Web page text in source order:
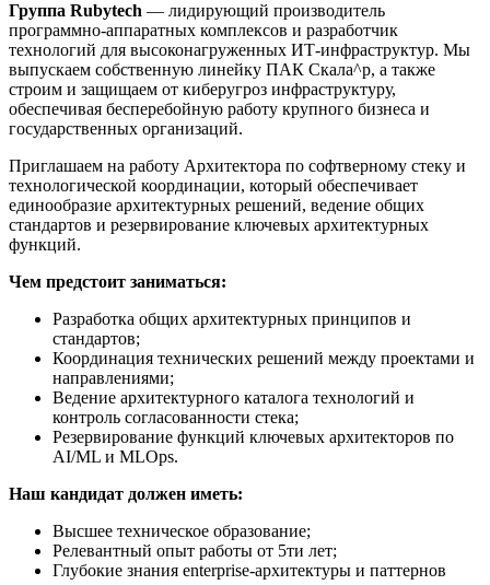
Группа Rubytech — лидирующий производитель
программно-аппаратных комплексов и разработчик
технологий для высоконагруженных ИТ-инфраструктур. Мы
выпускаем собственную линейку ПАК Скала^р, а также
строим и защищаем от киберугроз инфраструктуру,
обеспечивая бесперебойную работу крупного бизнеса и
государственных организаций.
Приглашаем на работу Архитектора по софтверному стеку и
технологической координации, который обеспечивает
единообразие архитектурных решений, ведение общих
стандартов и резервирование ключевых архитектурных
функций.
Чем предстоит заниматься:
Разработка общих архитектурных принципов и
стандартов;
Координация технических решений между проектами и
направлениями;
Ведение архитектурного каталога технологий и
контроль согласованности стека;
Резервирование функций ключевых архитекторов по
AI/ML и MLOps.
Наш кандидат должен иметь:
Высшее техническое образование;
Релевантный опыт работы от 5ти лет;
Глубокие знания enterprise-архитектуры и паттернов